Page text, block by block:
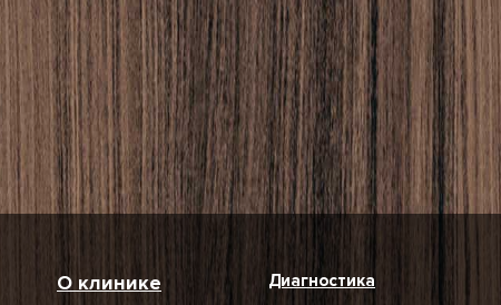
О клинике
Диагностика